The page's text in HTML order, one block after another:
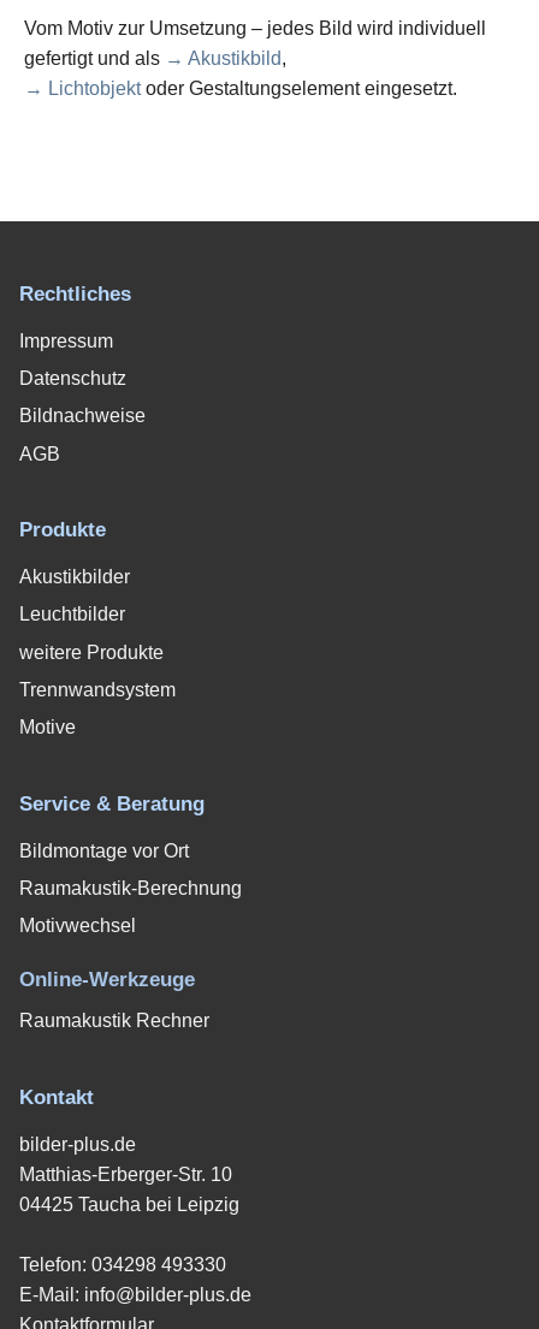
Vom Motiv zur Umsetzung – jedes Bild wird individuell
gefertigt und als → Akustikbild,
→ Lichtobjektoder Gestaltungselement eingesetzt.
Rechtliches
Impressum
Datenschutz
Bildnachweise
AGB
Produkte
Akustikbilder
Leuchtbilder
weitere Produkte
Trennwandsystem
Motive
Service & Beratung
Bildmontage vor Ort
Raumakustik-Berechnung
Motivwechsel
Online-Werkzeuge
Raumakustik Rechner
Kontakt
bilder-plus.de
Matthias-Erberger-Str. 10
04425 Taucha bei Leipzig
Telefon: 034298 493330
E-Mail: info@bilder-plus.de
Kontaktformular